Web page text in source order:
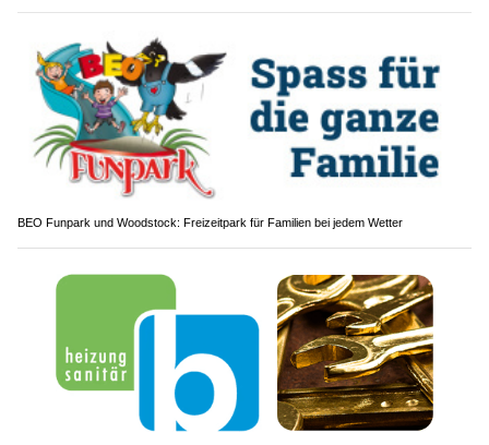
BEO Funpark und Woodstock: Freizeitpark für Familien bei jedem Wetter